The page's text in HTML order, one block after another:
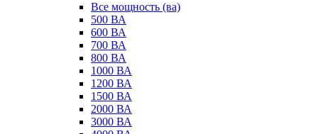
Все мощность (ва)
500 ВА
600 ВА
700 ВА
800 ВА
1000 ВА
1200 ВА
1500 ВА
2000 ВА
3000 ВА